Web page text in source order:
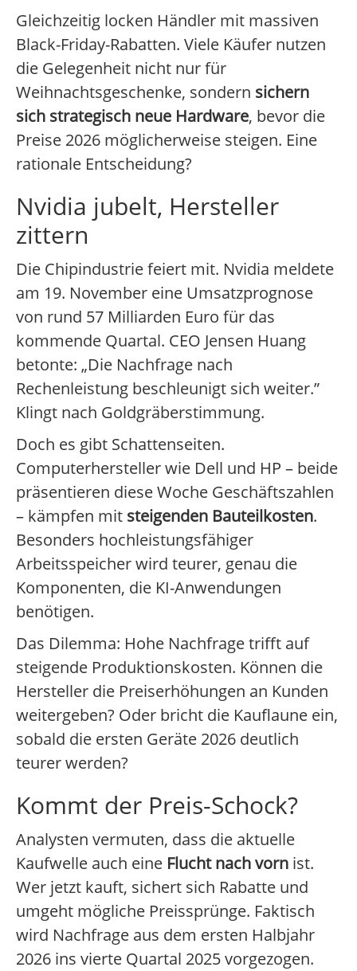
Gleichzeitig locken Händler mit massiven
Black-Friday-Rabatten. Viele Käufer nutzen
die Gelegenheit nicht nur für
Weihnachtsgeschenke, sondern sichern
sich strategisch neue Hardware, bevor die
Preise 2026 möglicherweise steigen. Eine
rationale Entscheidung?
Nvidia jubelt, Hersteller
zittern
Die Chipindustrie feiert mit. Nvidia meldete
am 19. November eine Umsatzprognose
von rund 57 Milliarden Euro für das
kommende Quartal. CEO Jensen Huang
betonte: „Die Nachfrage nach
Rechenleistung beschleunigt sich weiter.”
Klingt nach Goldgräberstimmung.
Doch es gibt Schattenseiten.
Computerhersteller wie Dell und HP – beide
präsentieren diese Woche Geschäftszahlen
– kämpfen mit steigenden Bauteilkosten.
Besonders hochleistungsfähiger
Arbeitsspeicher wird teurer, genau die
Komponenten, die KI-Anwendungen
benötigen.
Das Dilemma: Hohe Nachfrage trifft auf
steigende Produktionskosten. Können die
Hersteller die Preiserhöhungen an Kunden
weitergeben? Oder bricht die Kauflaune ein,
sobald die ersten Geräte 2026 deutlich
teurer werden?
Kommt der Preis-Schock?
Analysten vermuten, dass die aktuelle
Kaufwelle auch eine Flucht nach vorn ist.
Wer jetzt kauft, sichert sich Rabatte und
umgeht mögliche Preissprünge. Faktisch
wird Nachfrage aus dem ersten Halbjahr
2026 ins vierte Quartal 2025 vorgezogen.